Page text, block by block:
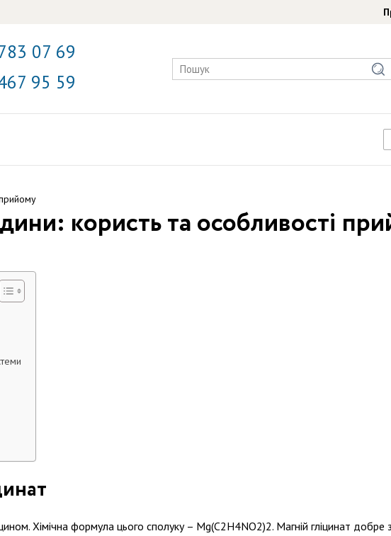
07 69
95 59
користь та особливості
Хімічна формула цього сполуку – Mg(C2H4NO2)2. Магній гліцинат добре